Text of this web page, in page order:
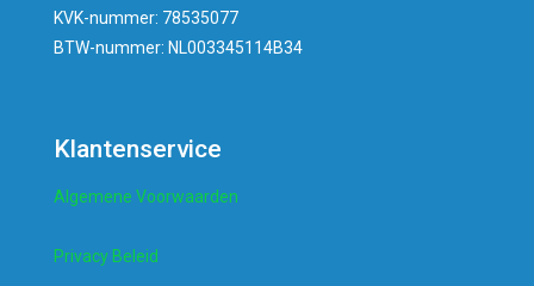
KVK-nummer: 78535077
BTW-nummer: NL003345114B34
Klantenservice
Algemene Voorwaarden
Privacy Beleid